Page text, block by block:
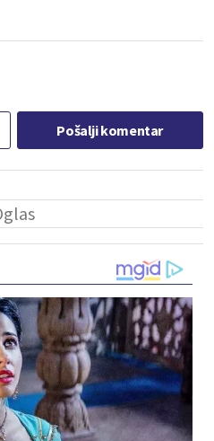
Pošalji komentar